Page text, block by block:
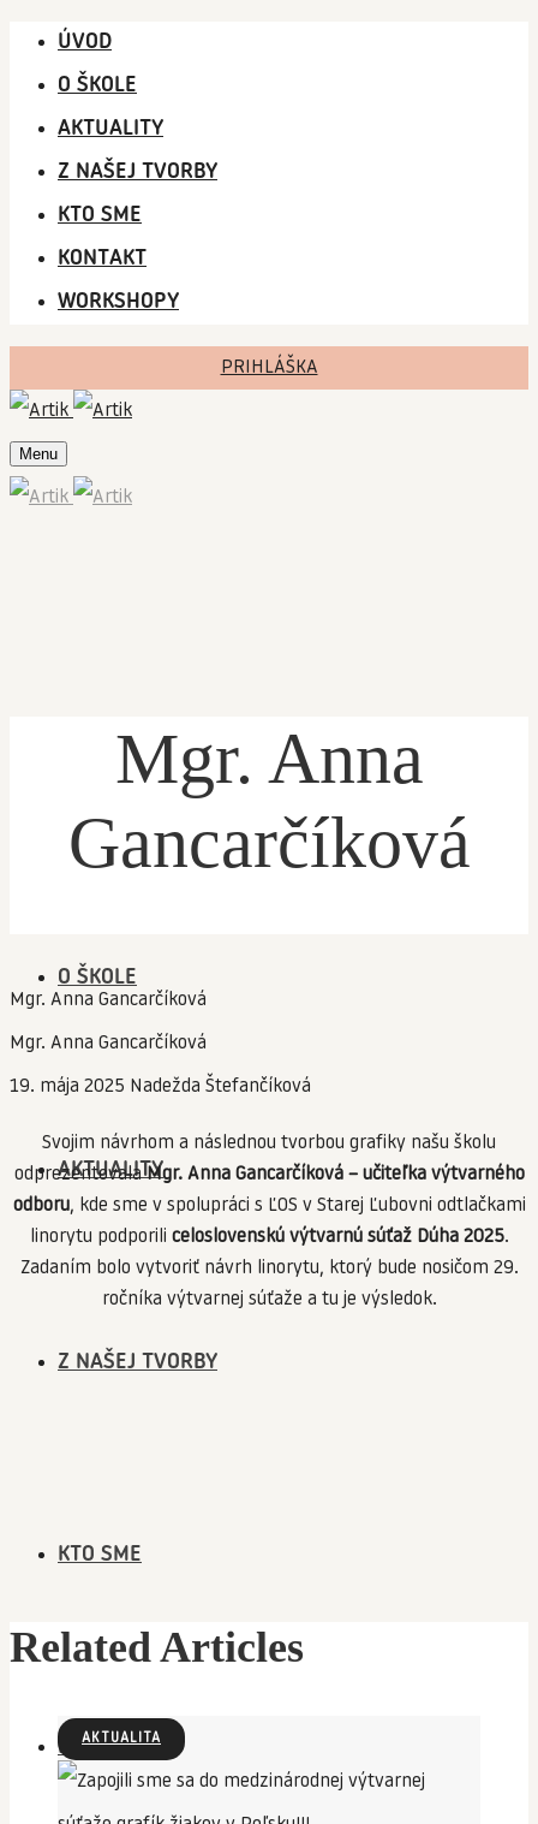
ÚVOD
O ŠKOLE
AKTUALITY
Z NAŠEJ TVORBY
KTO SME
KONTAKT
WORKSHOPY
PRIHLÁŠKA
Menu
O ŠKOLE
AKTUALITY
Z NAŠEJ TVORBY
KTO SME
KONTAKT
Mgr. Anna
Gancarčíková
Mgr. Anna Gancarčíková
Mgr. Anna Gancarčíková
19. mája 2025 Nadežda Štefančíková
Svojim návrhom a následnou tvorbou grafiky našu školu
odprezentovalaMgr. Anna Gancarčíková – učiteľka výtvarného
odboru, kde sme v spolupráci s ĽOS v Starej Ľubovni odtlačkami
linorytu podporili celoslovenskú výtvarnú súťaž Dúha 2025.
Zadaním bolo vytvoriť návrh linorytu, ktorý bude nosičom 29.
ročníka výtvarnej súťaže a tu je výsledok.
Related Articles
AKTUALITA